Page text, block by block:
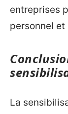
entreprises
personnel
La